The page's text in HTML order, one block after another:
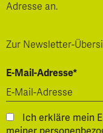
Adresse an.
Zur Newsletter-
E-Mail-Adresse*
Ich erkläre mein